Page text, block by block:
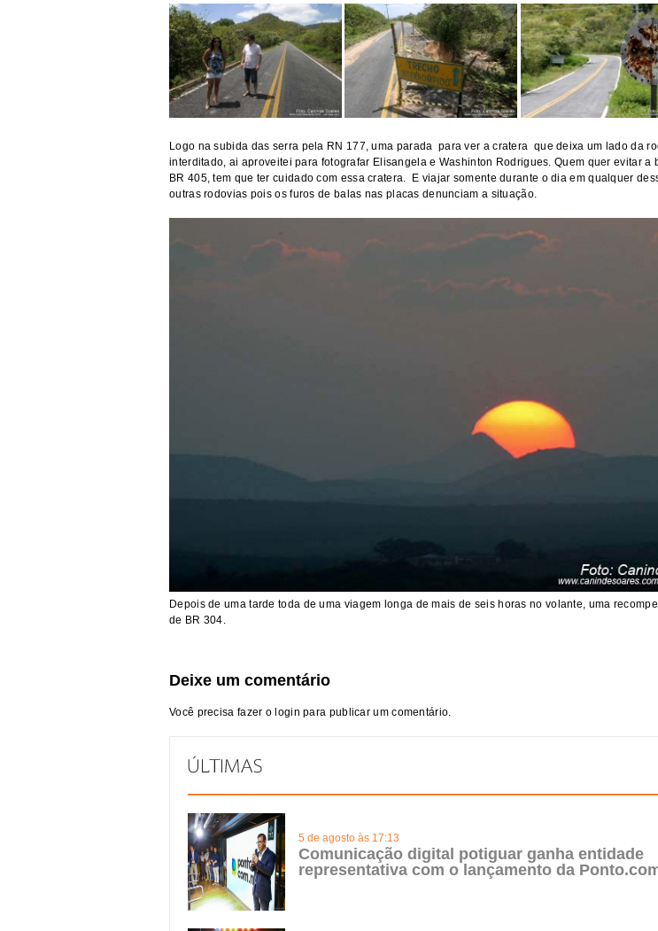
Logo na subida das serra pela RN 177, uma parada para ver a cratera que deixa um lado da
interditado, ai aproveitei para fotografar Elisangela e Washinton Rodrigues. Quem quer evitar a
BR 405, tem que ter cuidado com essa cratera. E viajar somente durante o dia em qualquer
outras rodovias pois os furos de balas nas placas denunciam a situação.
Depois de uma tarde toda de uma viagem longa de mais de seis horas no volante, uma
de BR 304.
Deixe um comentário
Você precisa fazer o login para publicar um comentário.
5 de agosto às 17:13
Comunicação digital potiguar ganha entidade
representativa com o lançamento da